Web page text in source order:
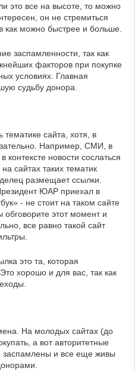
это все на высоте, то можно
он не стремиться
как можно быстрее и больше.
заспамленности, так как
факторов при покупке
условиях. Главная
судьбу донора.
тематике сайта, хотя, в
Например, СМИ, в
новости сослаться
сайтах таких тематик
размещает ссылки.
ЮАР приехал в
- не стоит на таком сайте
обговорите этот момент и
все равно такой сайт
это та, которая
хорошо и для вас, так как
На молодых сайтах (до
а вот авторитетные
заспамлены и все еще живы